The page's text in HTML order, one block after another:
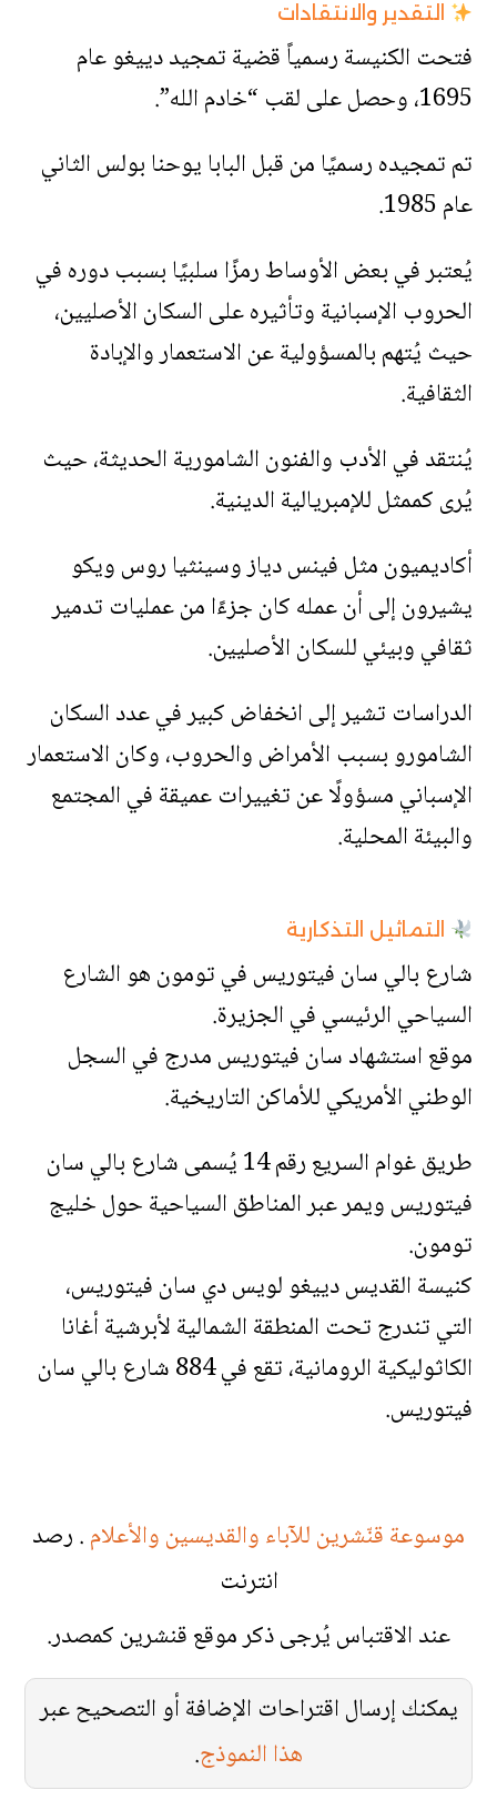
التقدير والانتقادات
فتحت الكنيسة رسمياً قضية تمجيد دييغو عام
1695، وحصل على لقب “خادم الله”.
تم تمجيده رسميًا من قبل البابا يوحنا بولس الثاني
عام 1985.
يُعتبر في بعض الأوساط رمزًا سلبيًا بسبب دوره في
الحروب الإسبانية وتأثيره على السكان الأصليين،
حيث يُتهم بالمسؤولية عن الاستعمار والإبادة
الثقافية.
يُنتقد في الأدب والفنون الشامورية الحديثة، حيث
يُرى كممثل للإمبريالية الدينية.
أكاديميون مثل فينس دياز وسينثيا روس ويكو
يشيرون إلى أن عمله كان جزءًا من عمليات تدمير
ثقافي وبيئي للسكان الأصليين.
الدراسات تشير إلى انخفاض كبير في عدد السكان
الشامورو بسبب الأمراض والحروب، وكان الاستعمار
الإسباني مسؤولًا عن تغييرات عميقة في المجتمع
والبيئة المحلية.
التماثيل التذكارية
شارع بالي سان فيتوريس في تومون هو الشارع
السياحي الرئيسي في الجزيرة.
موقع استشهاد سان فيتوريس مدرج في السجل
الوطني الأمريكي للأماكن التاريخية.
طريق غوام السريع رقم 14 يُسمى شارع بالي سان
فيتوريس ويمر عبر المناطق السياحية حول خليج
تومون.
كنيسة القديس دييغو لويس دي سان فيتوريس،
التي تندرج تحت المنطقة الشمالية لأبرشية أغانا
الكاثوليكية الرومانية، تقع في 884 شارع بالي سان
فيتوريس.
موسوعة قنّشرين للآباء والقديسين والأعلام. رصد
انترنت
عند الاقتباس يُرجى ذكر موقع قنشرين كمصدر.
يمكنك إرسال اقتراحات الإضافة أو التصحيح عبر
هذا النموذج.